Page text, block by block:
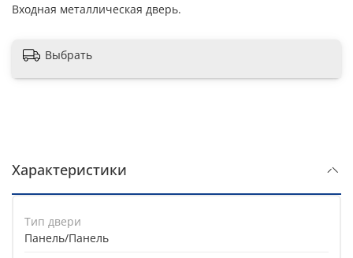
Входная металлическая дверь.
Выбрать
Характеристики
Тип двери
Панель/Панель